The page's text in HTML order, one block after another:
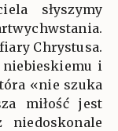
słyszymy
Chrystusa.
niebieskiemu i
«nie szuka
miłość jest
niedoskonale